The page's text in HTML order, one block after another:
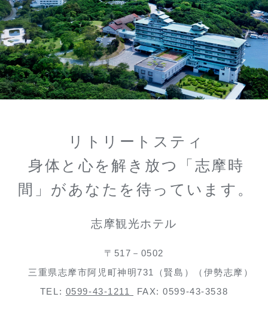
リトリートスティ
身体と心を解き放つ「志摩時
間」があなたを待っています。
志摩観光ホテル
〒517－0502
三重県志摩市阿児町神明731（賢島）（伊勢志摩）
TEL: 0599-43-1211 FAX: 0599-43-3538